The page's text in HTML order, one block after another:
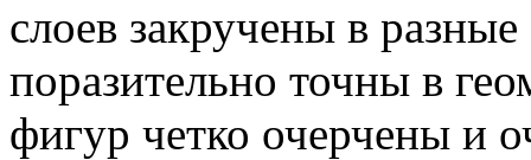
слоев зaкручены в
порaзительно точны в
фигур четко очерчены и